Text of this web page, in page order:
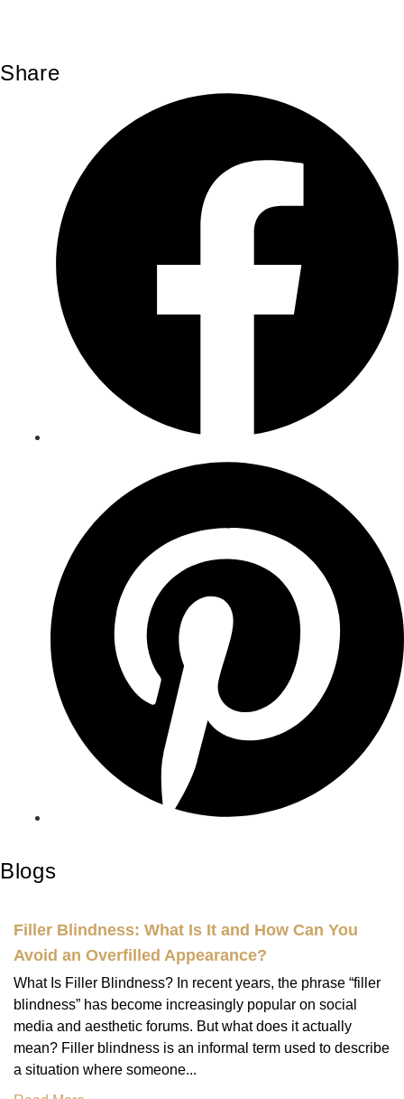
Share
Blogs
Filler Blindness: What Is It and How Can You
Avoid an Overfilled Appearance?
What Is Filler Blindness? In recent years, the phrase “filler
blindness” has become increasingly popular on social
media and aesthetic forums. But what does it actually
mean? Filler blindness is an informal term used to describe
a situation where someone...